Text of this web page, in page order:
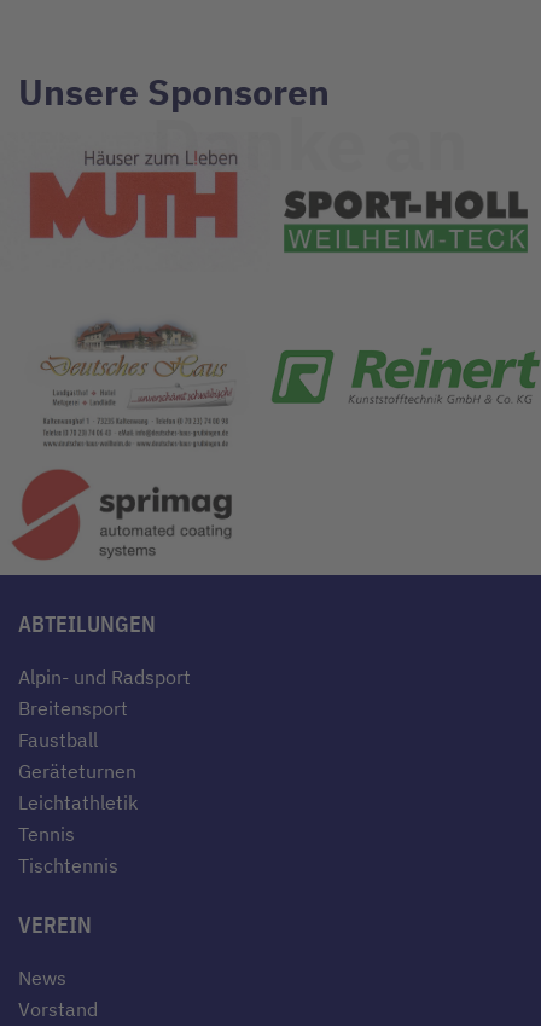
Unsere Sponsoren
Danke an
ABTEILUNGEN
Alpin- und Radsport
Breitensport
Faustball
Geräteturnen
Leichtathletik
Tennis
Tischtennis
VEREIN
News
Vorstand